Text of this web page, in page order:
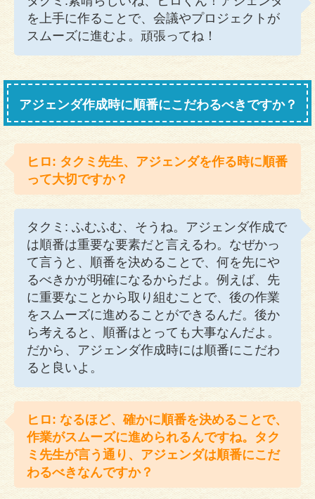
を上手に作ることで、会議やプロジェクトが
スムーズに進むよ。頑張ってね！
アジェンダ作成時に順番にこだわるべきですか？
ヒロ: タクミ先生、アジェンダを作る時に順番
って大切ですか？
タクミ: ふむふむ、そうね。アジェンダ作成で
は順番は重要な要素だと言えるわ。なぜかっ
て言うと、順番を決めることで、何を先にや
るべきかが明確になるからだよ。例えば、先
に重要なことから取り組むことで、後の作業
をスムーズに進めることができるんだ。後か
ら考えると、順番はとっても大事なんだよ。
だから、アジェンダ作成時には順番にこだわ
ると良いよ。
ヒロ: なるほど、確かに順番を決めることで、
作業がスムーズに進められるんですね。タク
ミ先生が言う通り、アジェンダは順番にこだ
わるべきなんですか？